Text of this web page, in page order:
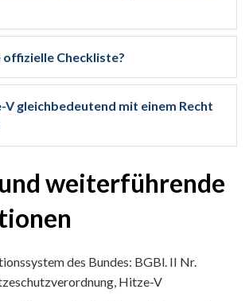
offizielle Checkliste?
V gleichbedeutend mit einem Recht
weiterführende
des Bundes: BGBl. II Nr.
Hitze-V